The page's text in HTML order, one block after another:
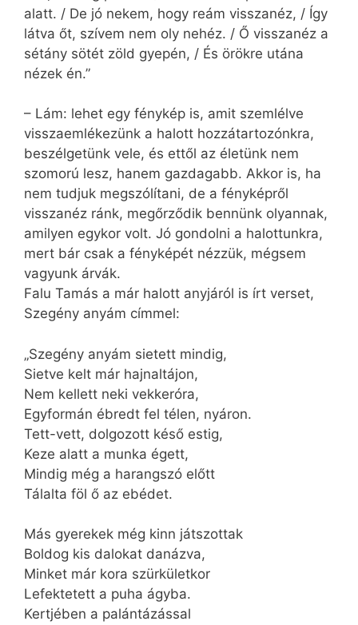
alatt. / De jó nekem, hogy reám visszanéz, / Így
látva őt, szívem nem oly nehéz. / Ő visszanéz a
sétány sötét zöld gyepén, / És örökre utána
nézek én.”
– Lám: lehet egy fénykép is, amit szemlélve
visszaemlékezünk a halott hozzátartozónkra,
beszélgetünk vele, és ettől az életünk nem
szomorú lesz, hanem gazdagabb. Akkor is, ha
nem tudjuk megszólítani, de a fényképről
visszanéz ránk, megőrződik bennünk olyannak,
amilyen egykor volt. Jó gondolni a halottunkra,
mert bár csak a fényképét nézzük, mégsem
vagyunk árvák.
Falu Tamás a már halott anyjáról is írt verset,
Szegény anyám címmel:
„Szegény anyám sietett mindig,
Sietve kelt már hajnaltájon,
Nem kellett neki vekkeróra,
Egyformán ébredt fel télen, nyáron.
Tett-vett, dolgozott késő estig,
Keze alatt a munka égett,
Mindig még a harangszó előtt
Tálalta föl ő az ebédet.
Más gyerekek még kinn játszottak
Boldog kis dalokat danázva,
Minket már kora szürkületkor
Lefektetett a puha ágyba.
Kertjében a palántázással